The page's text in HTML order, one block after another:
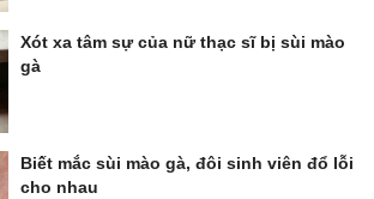
Xót xa tâm sự của nữ thạc sĩ bị sùi mào
gà
Biết mắc sùi mào gà, đôi sinh viên đổ lỗi
cho nhau